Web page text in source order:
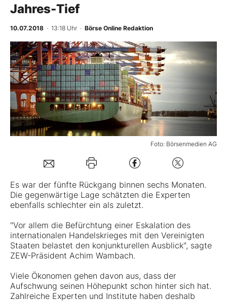
Experten
Mein B:O
Mein Konto
Folgen Sie uns
Jahres-Tief
10.07.2018 · 13:18 Uhr · Börse Online Redaktion
Foto: Börsenmedien AG
Es war der fünfte Rückgang binnen sechs Monaten.
Die gegenwärtige Lage schätzten die Experten
ebenfalls schlechter ein als zuletzt.
"Vor allem die Befürchtung einer Eskalation des
internationalen Handelskrieges mit den Vereinigten
Staaten belastet den konjunkturellen Ausblick", sagte
ZEW-Präsident Achim Wambach.
Viele Ökonomen gehen davon aus, dass der
Aufschwung seinen Höhepunkt schon hinter sich hat.
Zahlreiche Experten und Institute haben deshalb